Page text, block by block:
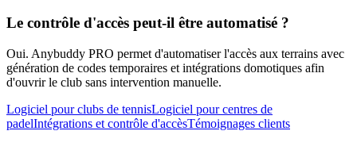
Le contrôle d'accès peut-il être automatisé ?
Oui. Anybuddy PRO permet d'automatiser l'accès aux terrains avec
génération de codes temporaires et intégrations domotiques afin
d'ouvrir le club sans intervention manuelle.
Logiciel pour clubs de tennisLogiciel pour centres de
padelIntégrations et contrôle d'accèsTémoignages clients